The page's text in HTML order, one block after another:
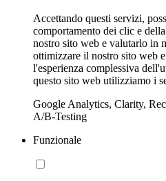
Accettando questi servizi,
comportamento dei clic e
nostro sito web e valutarlo in
ottimizzare il nostro sito web
l'esperienza complessiva
questo sito web utilizziamo i
Google Analytics, Clarity,
A/B-Testing
Funzionale